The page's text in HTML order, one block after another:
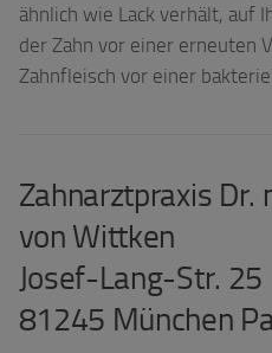
ähnlich wie Lack verhält, auf
der Zahn vor einer erneuten
Zahnfleisch vor einer
Zahnarztpraxis Dr.
von Wittken
Josef-Lang-Str. 25
81245 München